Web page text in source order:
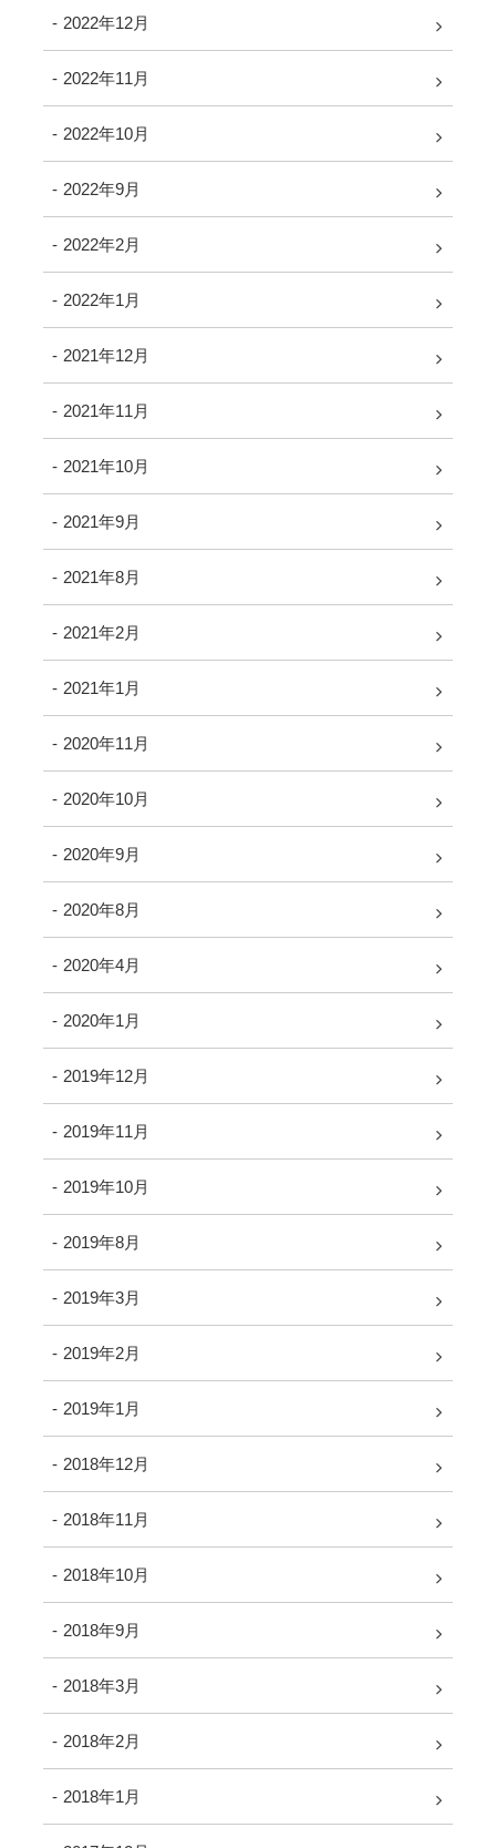
2022年12月
2022年11月
2022年10月
2022年9月
2022年2月
2022年1月
2021年12月
2021年11月
2021年10月
2021年9月
2021年8月
2021年2月
2021年1月
2020年11月
2020年10月
2020年9月
2020年8月
2020年4月
2020年1月
2019年12月
2019年11月
2019年10月
2019年8月
2019年3月
2019年2月
2019年1月
2018年12月
2018年11月
2018年10月
2018年9月
2018年3月
2018年2月
2018年1月